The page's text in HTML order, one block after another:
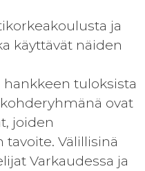
ja
käyttävät näiden
tuloksista
ovat
joiden
Välillisinä
Varkaudessa ja